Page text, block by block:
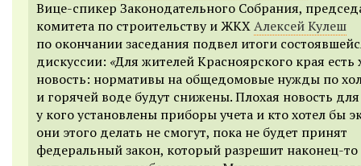
Вице-спикер Законодательного Собрания,
комитета по строительству и ЖКХАлексей Кулеш
по окончании заседания подвел итоги
дискуссии: «Для жителей Красноярского края есть
новость: нормативы на общедомовые нужды по
и горячей воде будут снижены. Плохая новость для
у кого установлены приборы учета и кто хотел бы
они этого делать не смогут, пока не будет принят
федеральный закон, который разрешит наконец-то